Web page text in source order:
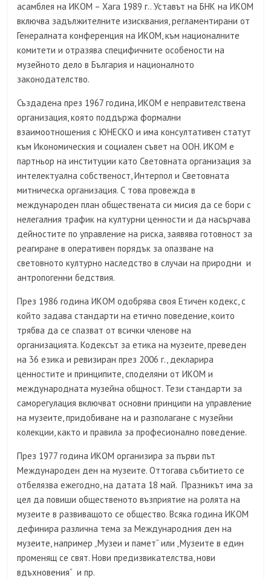
асамблея на ИКОМ – Хага 1989 г.. Уставът на БНК на ИКОМ
включва задължителните изисквания, регламентирани от
Генералната конференция на ИКОМ, към националните
комитети и отразява специфичните особености на
музейното дело в България и националното
законодателство.
Създадена през 1967 година, ИКОМ е неправителствена
организация, която поддържа формални
взаимоотношения с ЮНЕСКО и има консултативен статут
към Икономическия и социален съвет на ООН. ИКОМ е
партньор на институции като Световната организация за
интелектуална собственост, Интерпол и Световната
митническа организация. С това провежда в
международен план обществената си мисия да се бори с
нелегалния трафик на културни ценности и да насърчава
дейностите по управление на риска, заявява готовност за
реагиране в оперативен порядък за опазване на
световното културно наследство в случаи на природни и
антропогенни бедствия.
През 1986 година ИКОМ одобрява своя Етичен кодекс, с
който задава стандарти на етично поведение, които
трябва да се спазват от всички членове на
организацията. Кодексът за етика на музеите, преведен
на 36 езика и ревизиран през 2006 г., декларира
ценностите и принципите, споделяни от ИКОМ и
международната музейна общност. Тези стандарти за
саморегулация включват основни принципи на управление
на музеите, придобиване на и разполагане с музейни
колекции, както и правила за професионално поведение.
През 1977 година ИКОМ организира за първи път
Международен ден на музеите. Оттогава събитието се
отбелязва ежегодно, на датата 18 май. Празникът има за
цел да повиши общественото възприятие на ролята на
музеите в развиващото се общество. Всяка година ИКОМ
дефинира различна тема за Международния ден на
музеите, например „Музеи и памет“ или „Музеите в един
променящ се свят. Нови предизвикателства, нови
вдъхновения“ и пр.